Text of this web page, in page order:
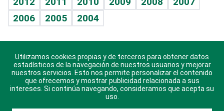
Celebrando la vida
Sin complejos
En pocas palabras
Escuchando al corazón
Economía Personal
2006
2005 2004
Descarga nuestras aplicaciones para Android, iOS y
sistema Huawei.
Utilizamos cookies propias y de terceros para obtener datos
estadísticos de la navegación de nuestros usuarios y mejorar
nuestros servicios. Esto nos permite personalizar el contenido
que ofrecemos y mostrar publicidad relacionada a sus
intereses. Si continúa navegando, consideramos que acepta su
uso.